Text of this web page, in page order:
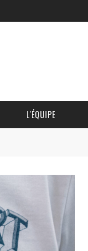
L'ÉQUIPE
ALAIN DE BOUVÈRE
HÉLÈNE SPITAELS
AGALMA PADAW0NE